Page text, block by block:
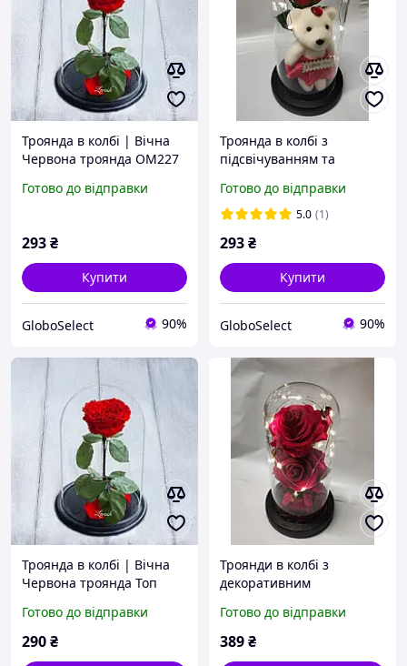
Троянда в колбі | Вічна
Червона троянда OM227
Готово до відправки
293₴
Купити
GloboSelect 90%
Троянда в колбі з
підсвічуванням та
GS227
Готово до відправки
5.0 (1)
293₴
Купити
GloboSelect 90%
Троянда в колбі | Вічна
Червона троянда Топ
Готово до відправки
290₴
Троянди в колбі з
декоративним
троянда Червона Топ
продаж
Готово до відправки
389₴